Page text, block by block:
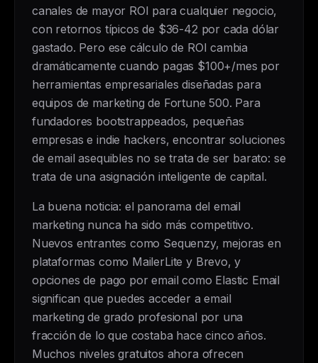
canales de mayor ROI para cualquier negocio,
con retornos típicos de $36-42 por cada dólar
gastado. Pero ese cálculo de ROI cambia
dramáticamente cuando pagas $100+/mes por
herramientas empresariales diseñadas para
equipos de marketing de Fortune 500. Para
fundadores bootstrappeados, pequeñas
empresas e indie hackers, encontrar soluciones
de email asequibles no se trata de ser barato: se
trata de una asignación inteligente de capital.
La buena noticia: el panorama del email
marketing nunca ha sido más competitivo.
Nuevos entrantes como Sequenzy, mejoras en
plataformas como MailerLite y Brevo, y
opciones de pago por email como Elastic Email
significan que puedes acceder a email
marketing de grado profesional por una
fracción de lo que costaba hace cinco años.
Muchos niveles gratuitos ahora ofrecen